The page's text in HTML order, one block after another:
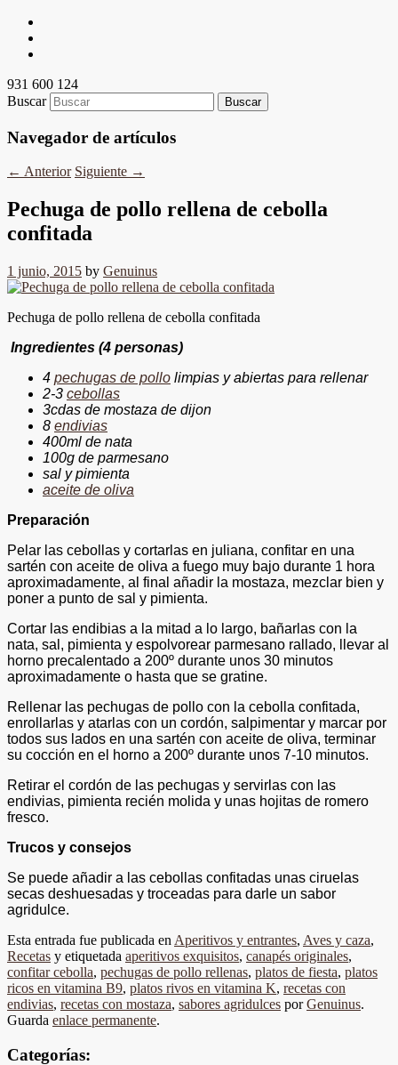
931 600 124
Buscar
Navegador de artículos
← Anterior Siguiente →
Pechuga de pollo rellena de cebolla
confitada
1 junio, 2015 by Genuinus
Pechuga de pollo rellena de cebolla confitada
Ingredientes (4 personas)
4 pechugas de pollo limpias y abiertas para rellenar
2-3 cebollas
3cdas de mostaza de dijon
8 endivias
400ml de nata
100g de parmesano
sal y pimienta
aceite de oliva
Preparación
Pelar las cebollas y cortarlas en juliana, confitar en una
sartén con aceite de oliva a fuego muy bajo durante 1 hora
aproximadamente, al final añadir la mostaza, mezclar bien y
poner a punto de sal y pimienta.
Cortar las endibias a la mitad a lo largo, bañarlas con la
nata, sal, pimienta y espolvorear parmesano rallado, llevar al
horno precalentado a 200º durante unos 30 minutos
aproximadamente o hasta que se gratine.
Rellenar las pechugas de pollo con la cebolla confitada,
enrollarlas y atarlas con un cordón, salpimentar y marcar por
todos sus lados en una sartén con aceite de oliva, terminar
su cocción en el horno a 200º durante unos 7-10 minutos.
Retirar el cordón de las pechugas y servirlas con las
endivias, pimienta recién molida y unas hojitas de romero
fresco.
Trucos y consejos
Se puede añadir a las cebollas confitadas unas ciruelas
secas deshuesadas y troceadas para darle un sabor
agridulce.
Esta entrada fue publicada en Aperitivos y entrantes, Aves y caza,
Recetas y etiquetada aperitivos exquisitos, canapés originales,
confitar cebolla, pechugas de pollo rellenas, platos de fiesta, platos
ricos en vitamina B9, platos rivos en vitamina K, recetas con
endivias, recetas con mostaza, sabores agridulces porGenuinus.
Guarda enlace permanente.
Categorías: